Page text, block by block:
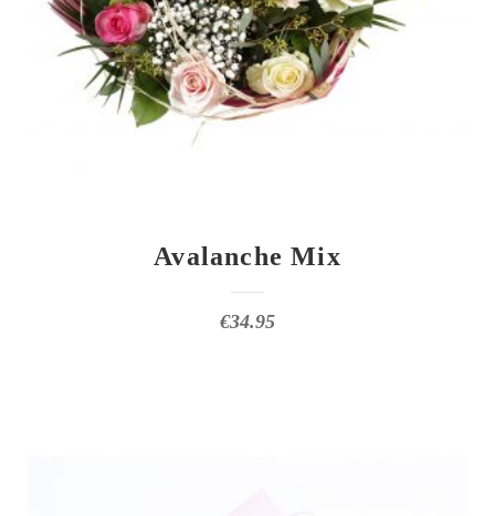
Avalanche Mix
€34.95